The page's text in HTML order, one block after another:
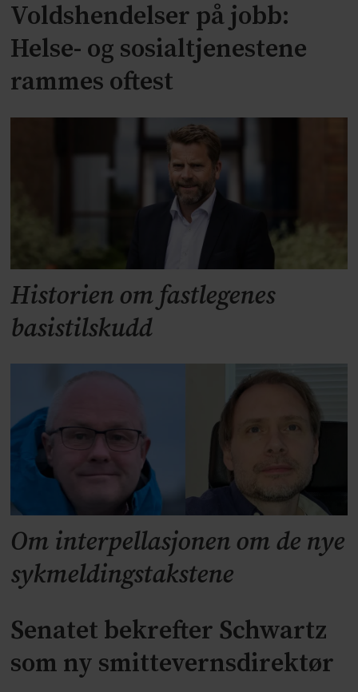
Voldshendelser på jobb:
Helse- og sosialtjenestene
rammes oftest
Historien om fastlegenes
basistilskudd
Om interpellasjonen om de nye
sykmeldingstakstene
Senatet bekrefter Schwartz
som ny smittevernsdirektør